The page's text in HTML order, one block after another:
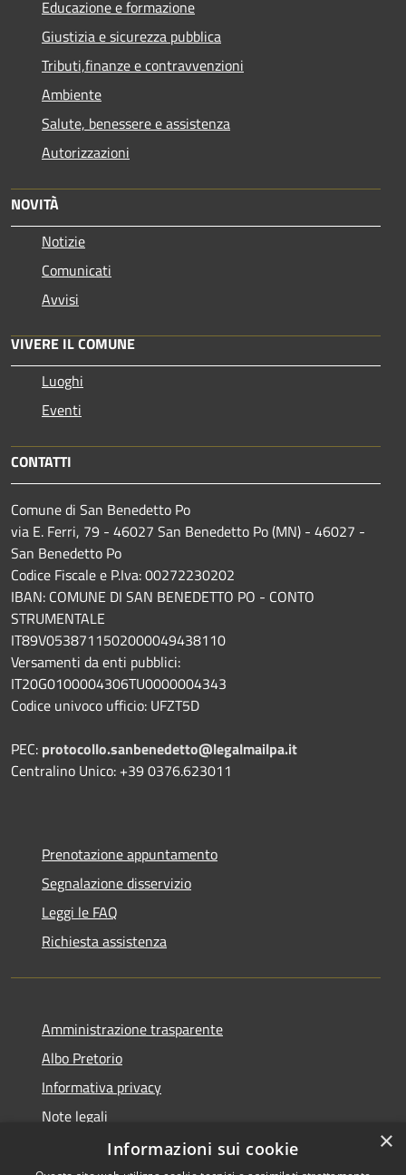
Educazione e formazione
Giustizia e sicurezza pubblica
Tributi,finanze e contravvenzioni
Ambiente
Salute, benessere e assistenza
Autorizzazioni
NOVITÀ
Notizie
Comunicati
Avvisi
VIVERE IL COMUNE
Luoghi
Eventi
CONTATTI
Comune di San Benedetto Po
via E. Ferri, 79 - 46027 San Benedetto Po (MN) - 46027 -
San Benedetto Po
Codice Fiscale e P.Iva: 00272230202
IBAN: COMUNE DI SAN BENEDETTO PO - CONTO
STRUMENTALE
IT89V0538711502000049438110
Versamenti da enti pubblici:
IT20G0100004306TU0000004343
Codice univoco ufficio: UFZT5D
PEC: protocollo.sanbenedetto@legalmailpa.it
Centralino Unico: +39 0376.623011
Prenotazione appuntamento
Segnalazione disservizio
Leggi le FAQ
Richiesta assistenza
Amministrazione trasparente
Albo Pretorio
Informativa privacy
Note legali
Dichiarazione di accessibilità
×
Informazioni sui cookie